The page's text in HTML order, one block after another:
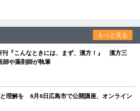
もっと見る
刊『こんなときには、まず、漢方！』 漢方三
師や薬剤師が執筆
理解を 8月8日広島市で公開講座、オンライン